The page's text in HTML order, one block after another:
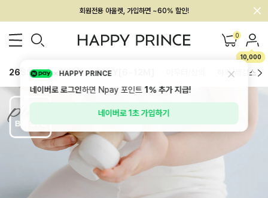
회원전용 아울렛, 가입하면 ~60% 할인!
멤버십 최대 28,000원 혜택 0
10,000
26SS 신상 BEST BABY[6~12M] 하의/레깅스
HAPPY PRINCE
네이버로 로그인하면 Npay 포인트1%추가 지급!
네이버로 1초 가입하기